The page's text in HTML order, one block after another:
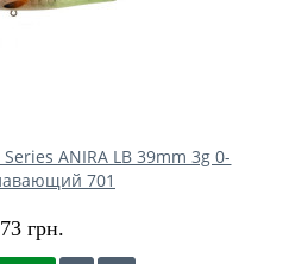
ANIRA LB 39mm 3g 0-
701
грн.